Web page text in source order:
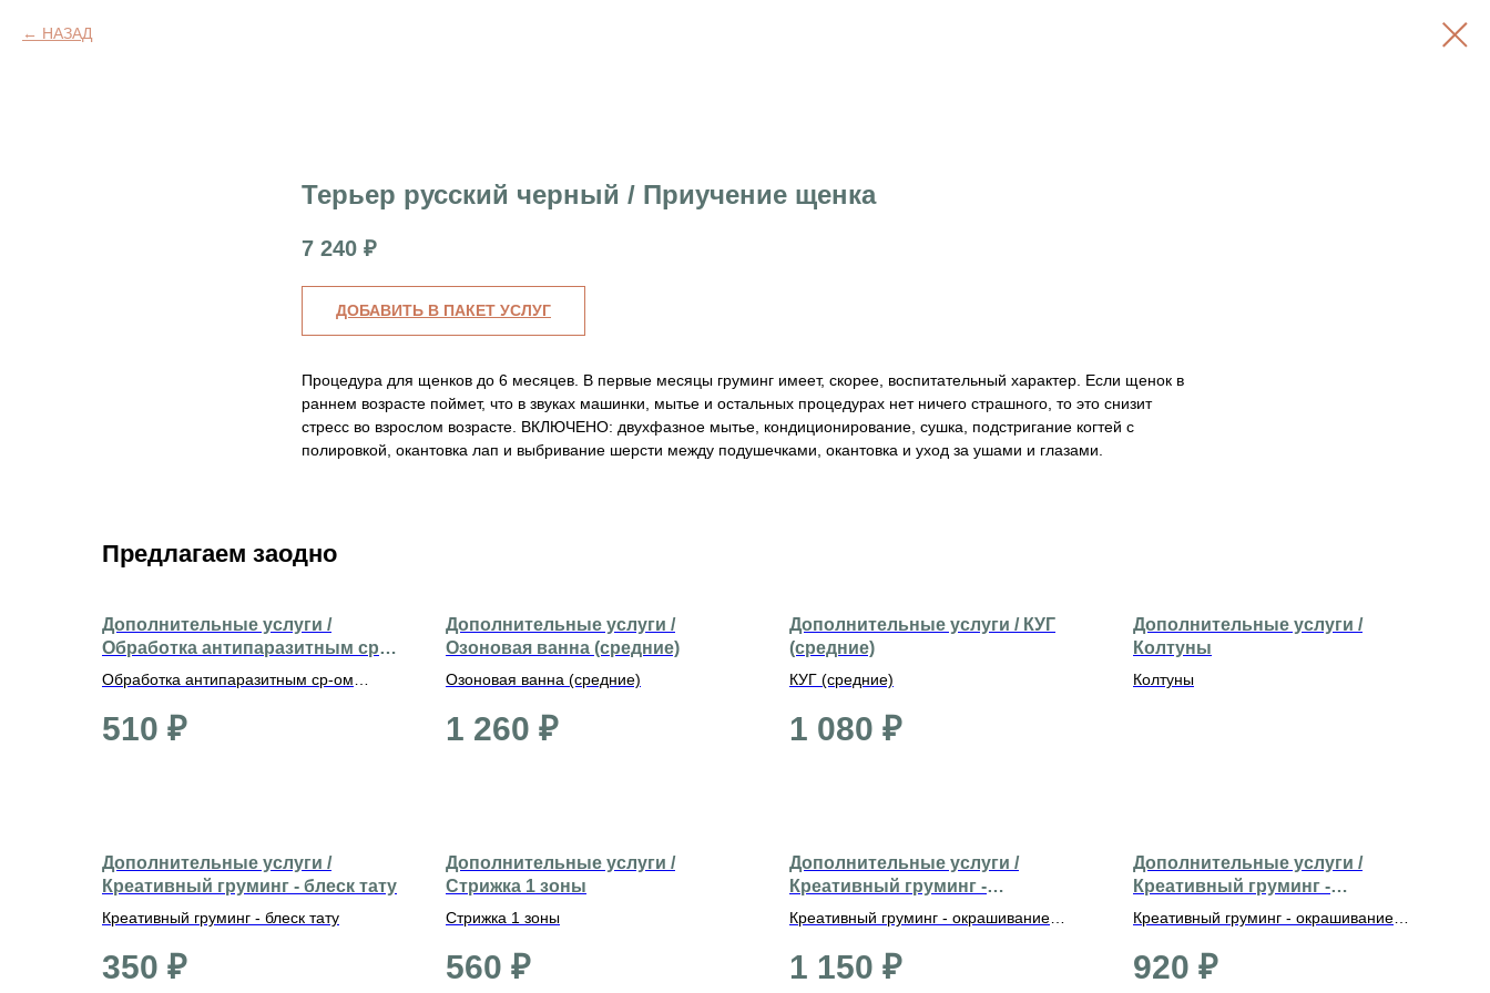
НАЗАД
Терьер русский черный / Приучение щенка
7 240 ₽
ДОБАВИТЬ В ПАКЕТ УСЛУГ
Процедура для щенков до 6 месяцев. В первые месяцы груминг имеет, скорее, воспитательный характер. Если щенок в
раннем возрасте поймет, что в звуках машинки, мытье и остальных процедурах нет ничего страшного, то это снизит
стресс во взрослом возрасте. ВКЛЮЧЕНО: двухфазное мытье, кондиционирование, сушка, подстригание когтей с
полировкой, окантовка лап и выбривание шерсти между подушечками, окантовка и уход за ушами и глазами.
Предлагаем заодно
Дополнительные услуги /
Обработка антипаразитным ср-
ом (средние)
Обработка антипаразитным ср-ом
510 ₽
Дополнительные услуги /
Озоновая ванна (средние)
Озоновая ванна (средние)
1 260 ₽
Дополнительные услуги / КУГ
(средние)
КУГ (средние)
1 080 ₽
Дополнительные услуги /
Колтуны
Колтуны
Дополнительные услуги /
Креативный груминг - блеск тату
Креативный груминг - блеск тату
350 ₽
Дополнительные услуги /
Стрижка 1 зоны
Стрижка 1 зоны
560 ₽
Дополнительные услуги /
Креативный груминг -
окрашивание ушей
Креативный груминг - окрашивание
1 150 ₽
Дополнительные услуги /
Креативный груминг -
окрашивание хвоста
Креативный груминг - окрашивание
920 ₽